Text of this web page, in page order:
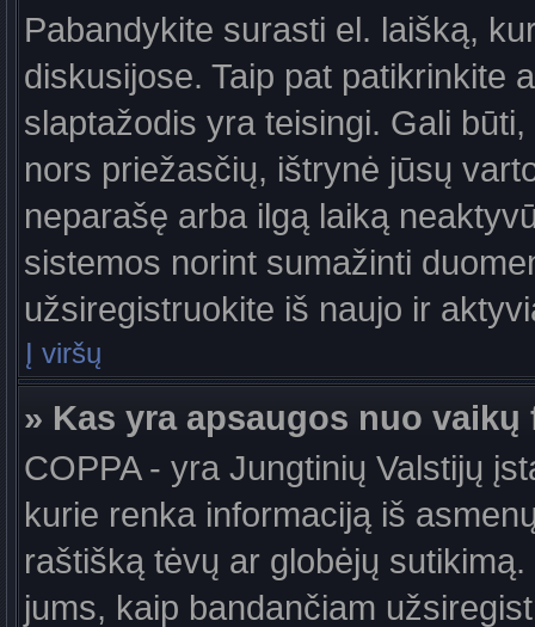
Pabandykite surasti el. laišką,
diskusijose. Taip pat patikrinkite
slaptažodis yra teisingi. Gali
nors priežasčių, ištrynė jūsų
neparašę arba ilgą laiką
sistemos norint sumažinti
užsiregistruokite iš naujo ir
Į viršų
» Kas yra apsaugos nuo vaikų
COPPA - yra Jungtinių Valstijų
kurie renka informaciją iš
raštišką tėvų ar globėjų
jums, kaip bandančiam